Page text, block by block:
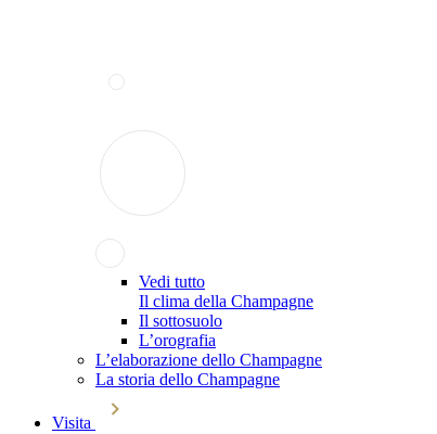
Vedi tutto
Il clima della Champagne
Il sottosuolo
L’orografia
L’elaborazione dello Champagne
La storia dello Champagne
Visita